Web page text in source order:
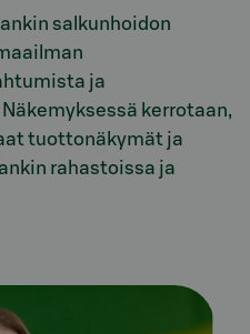
salkunhoidon
ja
kerrotaan,
tuottonäkymät ja
rahastoissa ja